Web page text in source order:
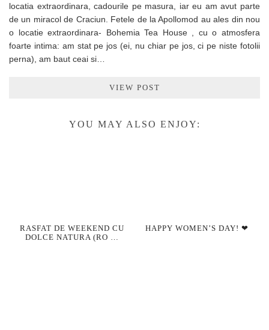
locatia extraordinara, cadourile pe masura, iar eu am avut parte
de un miracol de Craciun. Fetele de la Apollomod au ales din nou
o locatie extraordinara- Bohemia Tea House , cu o atmosfera
foarte intima: am stat pe jos (ei, nu chiar pe jos, ci pe niste fotolii
perna), am baut ceai si…
VIEW POST
YOU MAY ALSO ENJOY:
RASFAT DE WEEKEND CU
DOLCE NATURA (RO …
HAPPY WOMEN’S DAY! ❤